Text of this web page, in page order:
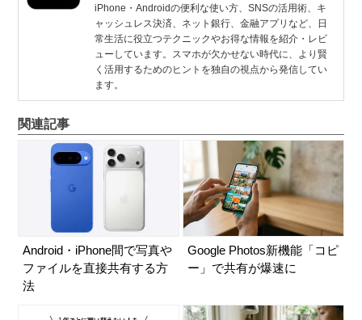
iPhone・Androidの便利な使い方、SNSの活用術、キ
ャッシュレス決済、ネット銀行、金融アプリなど、日
常生活に役立つテクニックやお得な情報を紹介・レビ
ューしています。スマホが欠かせない時代に、より賢
く活用するためのヒントを独自の視点から発信してい
ます。
関連記事
Android・iPhone間で写真や
ファイルを直接共有する方
法
Google Photos新機能「コピ
ー」で共有が爆速に